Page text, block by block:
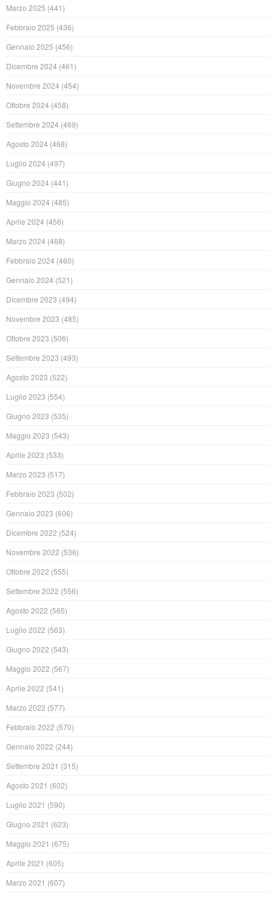
Marzo 2025 (441)
Febbraio 2025 (436)
Gennaio 2025 (456)
Dicembre 2024 (461)
Novembre 2024 (454)
Ottobre 2024 (458)
Settembre 2024 (469)
Agosto 2024 (468)
Luglio 2024 (497)
Giugno 2024 (441)
Maggio 2024 (485)
Aprile 2024 (456)
Marzo 2024 (468)
Febbraio 2024 (460)
Gennaio 2024 (521)
Dicembre 2023 (494)
Novembre 2023 (485)
Ottobre 2023 (506)
Settembre 2023 (493)
Agosto 2023 (522)
Luglio 2023 (554)
Giugno 2023 (535)
Maggio 2023 (543)
Aprile 2023 (533)
Marzo 2023 (517)
Febbraio 2023 (502)
Gennaio 2023 (606)
Dicembre 2022 (524)
Novembre 2022 (536)
Ottobre 2022 (555)
Settembre 2022 (556)
Agosto 2022 (565)
Luglio 2022 (563)
Giugno 2022 (543)
Maggio 2022 (567)
Aprile 2022 (541)
Marzo 2022 (577)
Febbraio 2022 (570)
Gennaio 2022 (244)
Settembre 2021 (315)
Agosto 2021 (602)
Luglio 2021 (590)
Giugno 2021 (623)
Maggio 2021 (675)
Aprile 2021 (605)
Marzo 2021 (607)